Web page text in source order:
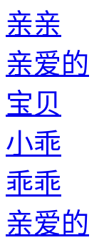
亲亲
亲爱的
宝贝
小乖
乖乖
亲爱的